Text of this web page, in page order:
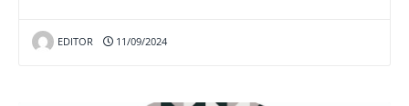
EDITOR 11/09/2024